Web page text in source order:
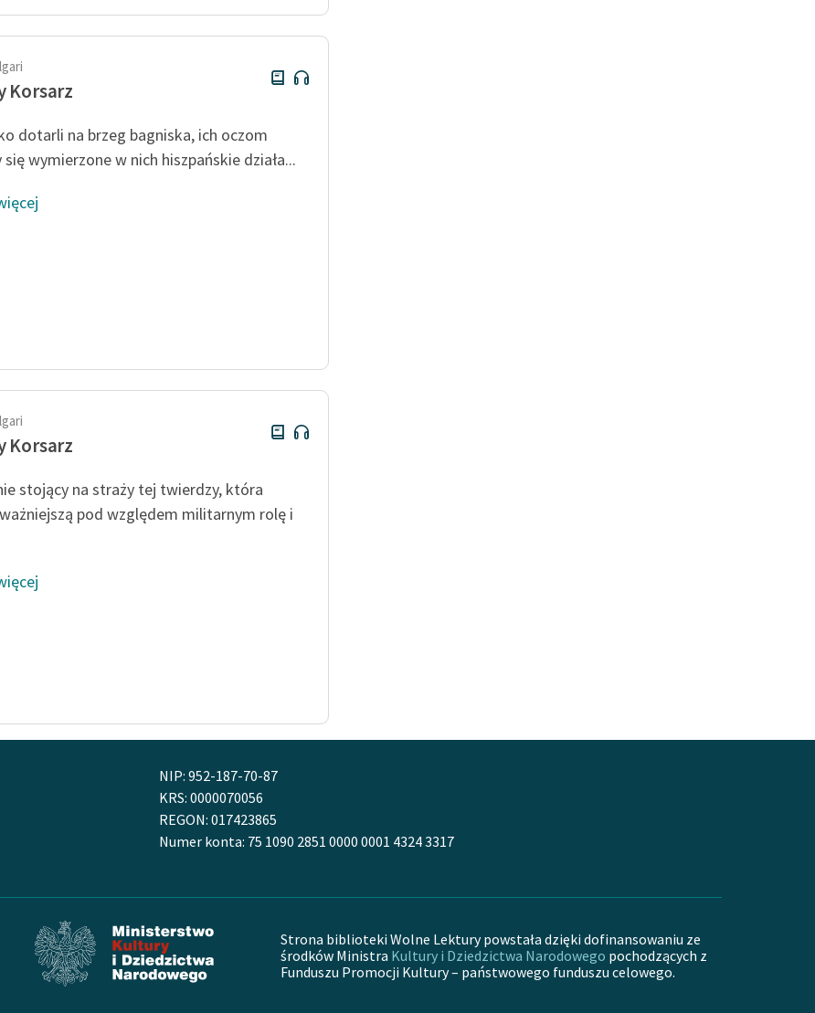
Korsarz
dotarli na brzeg bagniska, ich oczom
się wymierzone w nich hiszpańskie działa...
Korsarz
stojący na straży tej twierdzy, która
ważniejszą pod względem militarnym rolę i
NIP: 952-187-70-87
KRS: 0000070056
REGON: 017423865
Numer konta: 75 1090 2851 0000 0001 4324 3317
Strona biblioteki Wolne Lektury powstała dzięki dofinansowaniu ze
środków Ministra Kultury i Dziedzictwa Narodowego pochodzących z
Funduszu Promocji Kultury – państwowego funduszu celowego.